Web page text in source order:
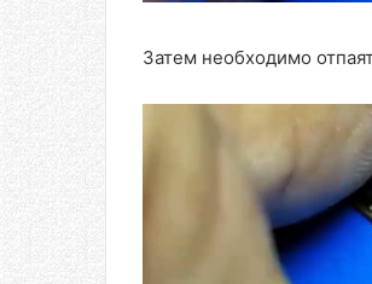
Затем необходимо